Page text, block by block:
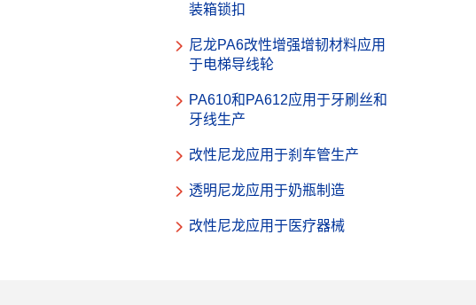
装箱锁扣
尼龙PA6改性增强增韧材料应用
于电梯导线轮
PA610和PA612应用于牙刷丝和
牙线生产
改性尼龙应用于刹车管生产
透明尼龙应用于奶瓶制造
改性尼龙应用于医疗器械